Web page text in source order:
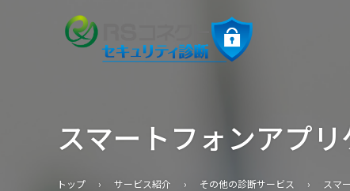
スマートフォンアプ
トップ › サービス紹介 › その他の診断サービス › スマ